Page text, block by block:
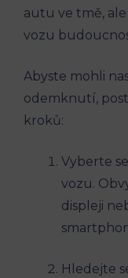
autu ve tmě,
vozu
Abyste mohli
odemknutí,
kroků:
Vyberte
vozu.
displeji
Hledejte